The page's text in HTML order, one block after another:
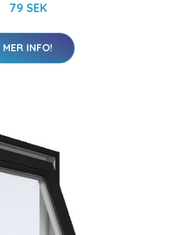
79 SEK
MER INFO!